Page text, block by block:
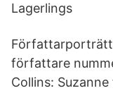
Lagerlings
författare
Collins: